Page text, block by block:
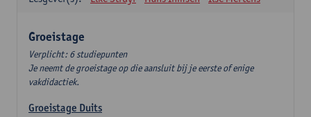
Groeistage
Verplicht: 6 studiepunten
Je neemt de groeistage op die aansluit bij je eerste of enige
vakdidactiek.
Groeistage Duits